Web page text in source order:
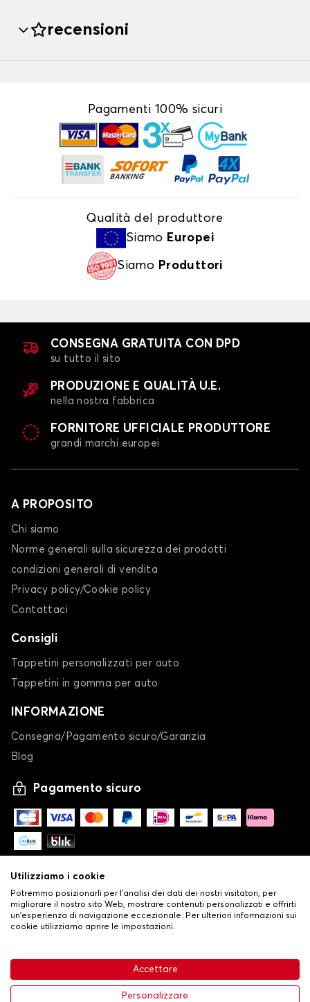
63,99 € Aggiungi al carrello
recensioni
Pagamenti 100% sicuri
Qualità del produttore
Siamo Europei
Siamo Produttori
CONSEGNA GRATUITA CON DPD
su tutto il sito
PRODUZIONE E QUALITÀ U.E.
nella nostra fabbrica
FORNITORE UFFICIALE PRODUTTORE
grandi marchi europei
A PROPOSITO
Chi siamo
Norme generali sulla sicurezza dei prodotti
condizioni generali di vendita
Privacy policy/Cookie policy
Contattaci
Consigli
Tappetini personalizzati per auto
Tappetini in gomma per auto
INFORMAZIONE
Consegna/Pagamento sicuro/Garanzia
Blog
Pagamento sicuro
Condizioni generali di vendita•
Politica sulla privacy e sui cookie•Livraison
Utilizziamo i cookie
Potremmo posizionarli per l'analisi dei dati dei nostri visitatori, per
migliorare il nostro sito Web, mostrare contenuti personalizzati e offrirti
un'esperienza di navigazione eccezionale. Per ulteriori informazioni sui
cookie utilizziamo aprire le impostazioni.
Accettare
Personalizzare